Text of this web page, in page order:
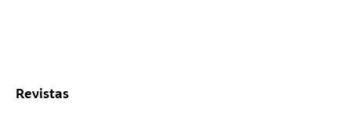
Revistas